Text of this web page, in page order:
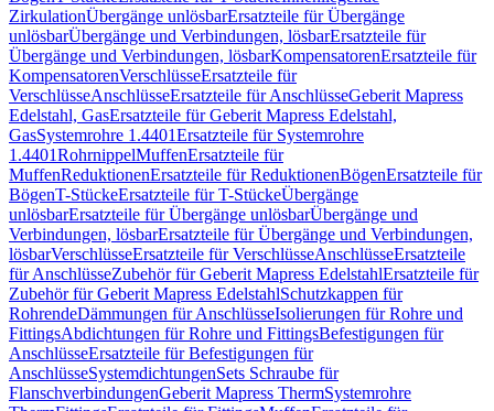
ZirkulationÜbergänge unlösbarErsatzteile für Übergänge
unlösbarÜbergänge und Verbindungen, lösbarErsatzteile für
Übergänge und Verbindungen, lösbarKompensatorenErsatzteile für
KompensatorenVerschlüsseErsatzteile für
VerschlüsseAnschlüsseErsatzteile für AnschlüsseGeberit Mapress
Edelstahl, GasErsatzteile für Geberit Mapress Edelstahl,
GasSystemrohre 1.4401Ersatzteile für Systemrohre
1.4401RohrnippelMuffenErsatzteile für
MuffenReduktionenErsatzteile für ReduktionenBögenErsatzteile für
BögenT-StückeErsatzteile für T-StückeÜbergänge
unlösbarErsatzteile für Übergänge unlösbarÜbergänge und
Verbindungen, lösbarErsatzteile für Übergänge und Verbindungen,
lösbarVerschlüsseErsatzteile für VerschlüsseAnschlüsseErsatzteile
für AnschlüsseZubehör für Geberit Mapress EdelstahlErsatzteile für
Zubehör für Geberit Mapress EdelstahlSchutzkappen für
RohrendeDämmungen für AnschlüsseIsolierungen für Rohre und
FittingsAbdichtungen für Rohre und FittingsBefestigungen für
AnschlüsseErsatzteile für Befestigungen für
AnschlüsseSystemdichtungenSets Schraube für
FlanschverbindungenGeberit Mapress ThermSystemrohre